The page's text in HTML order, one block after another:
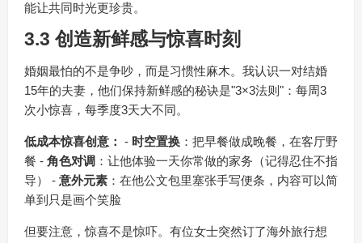
能让共同时光更珍贵。
3.3 创造新鲜感与惊喜时刻
婚姻最怕的不是争吵，而是习惯性麻木。我认识一对结婚
15年的夫妻，他们保持新鲜感的秘诀是"3×3法则"：每周3
次小惊喜，每季度3天大不同。
低成本惊喜创意： - 时空置换：把早餐做成晚餐，在客厅野
餐 - 角色对调 ：让他体验一天你常做的家务（记得忍住不指
导） - 意外元素：在他公文包里塞张手写便条，内容可以简
单到只是画个笑脸
但要注意，惊喜不是惊吓。有位女士突然订了海外旅行想